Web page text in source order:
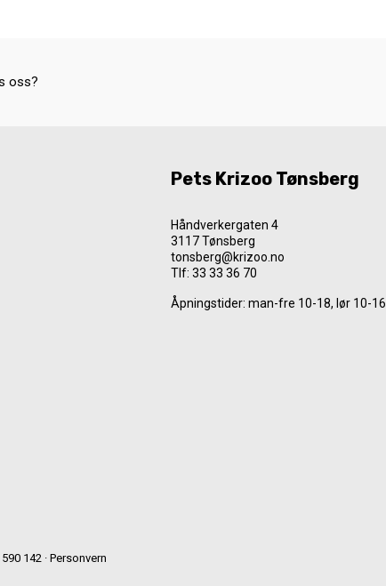
oss?
Pets Krizoo Tønsberg
Håndverkergaten 4
3117 Tønsberg
tonsberg@krizoo.no
Tlf: 33 33 36 70
Åpningstider: man-fre 10-18, lør 10-16
142 · Personvern